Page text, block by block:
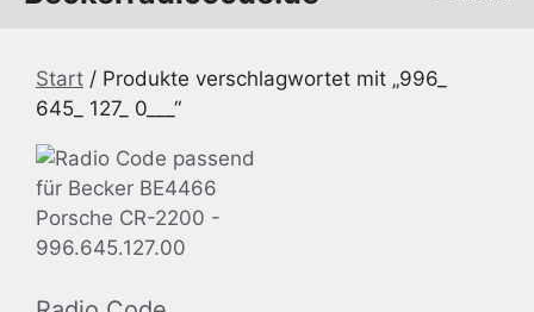
Start / Produkte verschlagwortet mit „996_
645_ 127_ 0___“